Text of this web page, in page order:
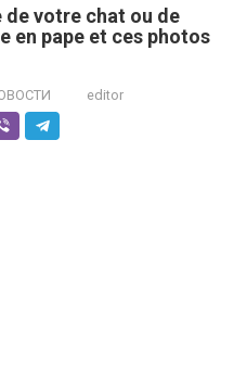
de votre chat ou de
en pape et ces photos
editor